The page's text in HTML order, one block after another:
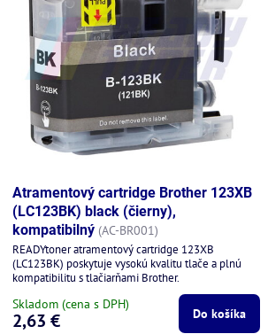
Atramentový cartridge Brother 123XB
(LC123BK) black (čierny),
kompatibilný (AC-BR001)
READYtoner atramentový cartridge 123XB
(LC123BK) poskytuje vysokú kvalitu tlače a plnú
kompatibilitu s tlačiarňami Brother.
Skladom (cena s DPH)
2,63 € Do košíka